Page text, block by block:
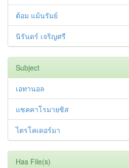
ต้อม แม้นรัมย์
นิรันดร์ เจริญศรี
Subject
เอทานอล
แซคคาโรมายซิส
ไตรโคเดอร์มา
Has File(s)